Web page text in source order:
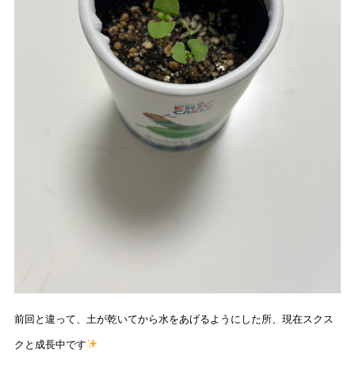
前回と違って、土が乾いてから水をあげるようにした所、現在スクス
クと成長中です